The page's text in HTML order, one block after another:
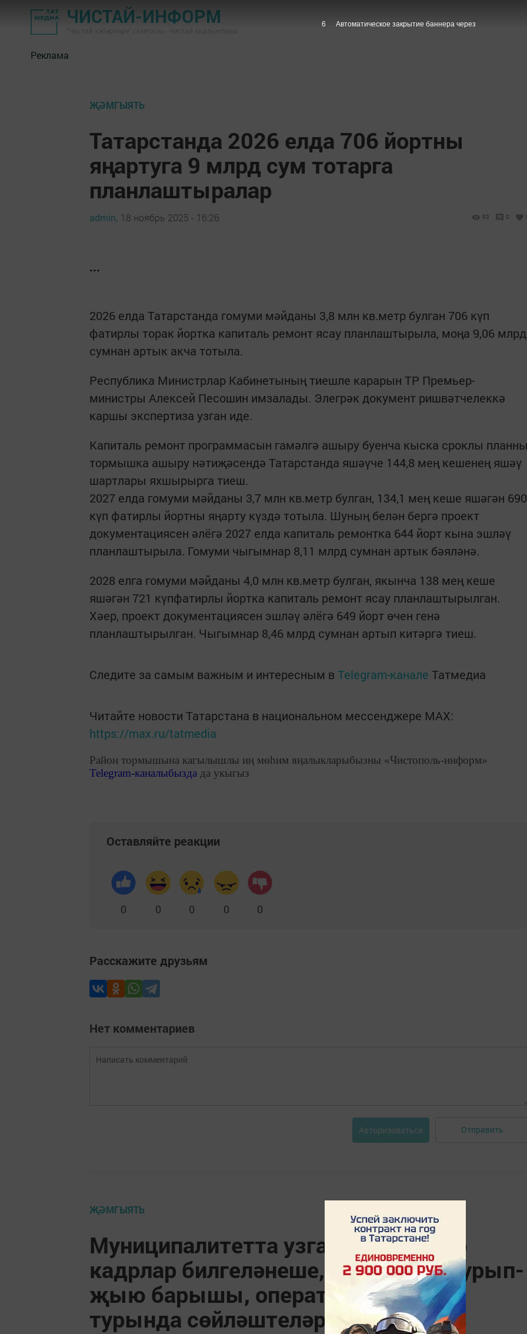
ЧИСТАЙ-ИНФОРМ
Реклама
ҖӘМГЫЯТЬ
Татарстанда 2026 елда 706 йортны
яңартуга 9 млрд сум тотарга
планлаштыралар
admin, 18 ноябрь 2025 - 16:26 93 0
...
2026 елда Татарстанда гомуми мәйданы 3,8 млн кв.метр булган 706 күп
фатирлы торак йортка капиталь ремонт ясау планлаштырыла, моңа 9,06 млрд
сумнан артык акча тотыла.
Республика Министрлар Кабинетының тиешле карарын ТР Премьер-
министры Алексей Песошин имзалады. Элегрәк документ ришвәтчелеккә
каршы экспертиза узган иде.
Капиталь ремонт программасын гамәлгә ашыру буенча кыска сроклы
тормышка ашыру нәтиҗәсендә Татарстанда яшәүче 144,8 мең кешенең яшәү
шартлары яхшырырга тиеш.
2027 елда гомуми мәйданы 3,7 млн кв.метр булган, 134,1 мең кеше яшәгән 690
күп фатирлы йортны яңарту күздә тотыла. Шуның белән бергә проект
документациясен әлёгә 2027 елда капиталь ремонтка 644 йорт кына эшләү
планлаштырыла. Гомуми чыгымнар 8,11 млрд сумнан артык бәяләнә.
2028 елга гомуми мәйданы 4,0 млн кв.метр булган, якынча 138 мең кеше
яшәгән 721 күпфатирлы йортка капиталь ремонт ясау планлаштырылган.
Хәер, проект документациясен эшләү әлёгә 649 йорт өчен генә
планлаштырылган. Чыгымнар 8,46 млрд сумнан артып китәргә тиеш.
Следите за самым важным и интересным в Telegram-канале Татмедиа
Читайте новости Татарстана в национальном мессенджере MАХ:
https://max.ru/tatmedia
Район тормышына кагылышлы иң мөһим яңалыкларыбызны «Чистополь-информ»
Telegram-каналыбызда да укыгыз
Оставляйте реакции
0 0 0 0 0
Расскажите друзьям
Нет комментариев
Авторизоваться Отправить
ҖӘМГЫЯТЬ
Муниципалитетта узган киңәшмәдә
кадрлар билгеләнеше, статистика, урып-
җыю барышы, оператив сводка
турында сөйләштеләр
5 Автоматическое закрытие баннера через